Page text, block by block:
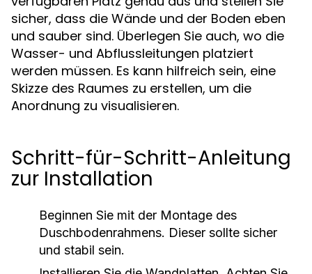
sicher, dass die Wände und der Boden eben
und sauber sind. Überlegen Sie auch, wo die
Wasser- und Abflussleitungen platziert
werden müssen. Es kann hilfreich sein, eine
Skizze des Raumes zu erstellen, um die
Anordnung zu visualisieren.
Schritt-für-Schritt-Anleitung
zur Installation
Beginnen Sie mit der Montage des
Duschbodenrahmens. Dieser sollte sicher
und stabil sein.